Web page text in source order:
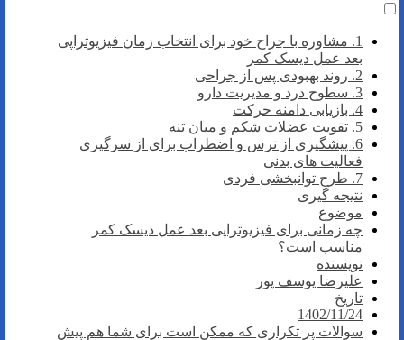
1. مشاوره با جراح خود برای انتخاب زمان فیزیوتراپی
بعد عمل دیسک کمر
2. روند بهبودی پس از جراحی
3. سطوح درد و مدیریت دارو
4. بازیابی دامنه حرکت
5. تقویت عضلات شکم و میان تنه
6. پیشگیری از ترس و اضطراب برای از سرگیری
فعالیت های بدنی
7. طرح توانبخشی فردی
نتیجه گیری
موضوع
چه زمانی برای فیزیوتراپی بعد عمل دیسک کمر
مناسب است؟
نویسنده
علیرضا یوسف پور
تاریخ
1402/11/24
سوالات پر تکراری که ممکن است برای شما هم پیش